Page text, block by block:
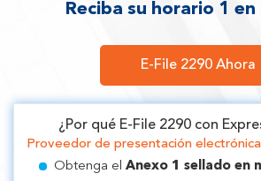
Reciba su horario 1
E-File 2290 Ahora
¿Por qué E-File 2290 con
Proveedor de presentación electrónica
Obtenga el Anexo 1 sellado en